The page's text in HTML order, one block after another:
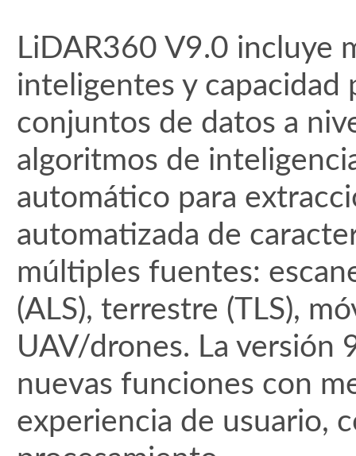
LiDAR360 V9.0 incluye
inteligentes y capacidad
conjuntos de datos a
algoritmos de
automático para
automatizada de
múltiples fuentes:
(ALS), terrestre (TLS),
UAV/drones. La versión
nuevas funciones con
experiencia de usuario,